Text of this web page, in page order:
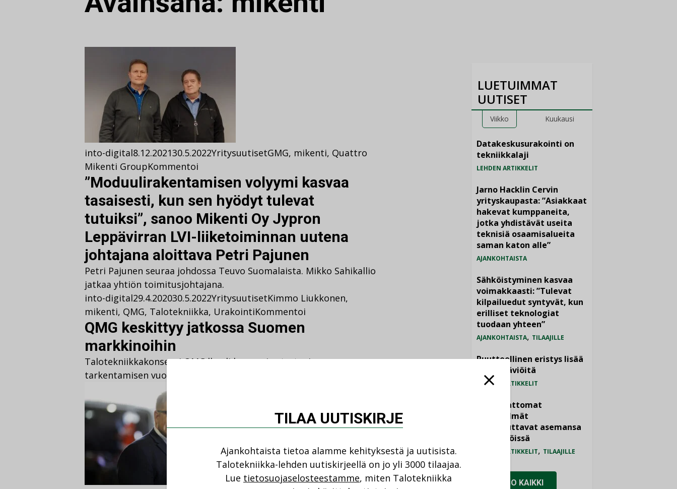
into-digital8.12.202130.5.2022YritysuutisetGMG, mikenti, Quattro
Mikenti GroupKommentoi
”Moduulirakentamisen volyymi kasvaa
tasaisesti, kun sen hyödyt tulevat
tutuiksi”, sanoo Mikenti Oy Jypron
Leppävirran LVI-liiketoiminnan uutena
johtajana aloittava Petri Pajunen
Petri Pajunen seuraa johdossa Teuvo Suomalaista. Mikko Sahikallio
jatkaa yhtiön toimitusjohtajana.
into-digital29.4.202030.5.2022YritysuutisetKimmo Liukkonen,
mikenti, QMG, Talotekniikka, UrakointiKommentoi
QMG keskittyy jatkossa Suomen
markkinoihin
Talotekniikkakonserni QMG:lla oli kasvun ja strategian
tarkentamisen vuosi.
LUETUIMMAT
UUTISET
Viikko Kuukausi
Datakeskusurakointi on
tekniikkalaji
LEHDEN ARTIKKELIT
Jarno Hacklin Cervin
yrityskaupasta: ”Asiakkaat
hakevat kumppaneita,
jotka yhdistävät useita
teknisiä osaamisalueita
saman katon alle”
AJANKOHTAISTA
Sähköistyminen kasvaa
voimakkaasti: ”Tulevat
kilpailuedut syntyvät, kun
erilliset teknologiat
tuodaan yhteen”
AJANKOHTAISTA, TILAAJILLE
Puutteellinen eristys lisää
lämpöhäviöitä
LEHDEN ARTIKKELIT
Kaivamattomat
menetelmät
vakiinnuttavat asemansa
taloyhtiöissä
LEHDEN ARTIKKELIT, TILAAJILLE
KATSO KAIKKI
TILAA UUTISKIRJE
Ajankohtaista tietoa alamme kehityksestä ja uutisista.
Talotekniikka-lehden uutiskirjeellä on jo yli 3000 tilaajaa.
Lue tietosuojaselosteestamme, miten Talotekniikka